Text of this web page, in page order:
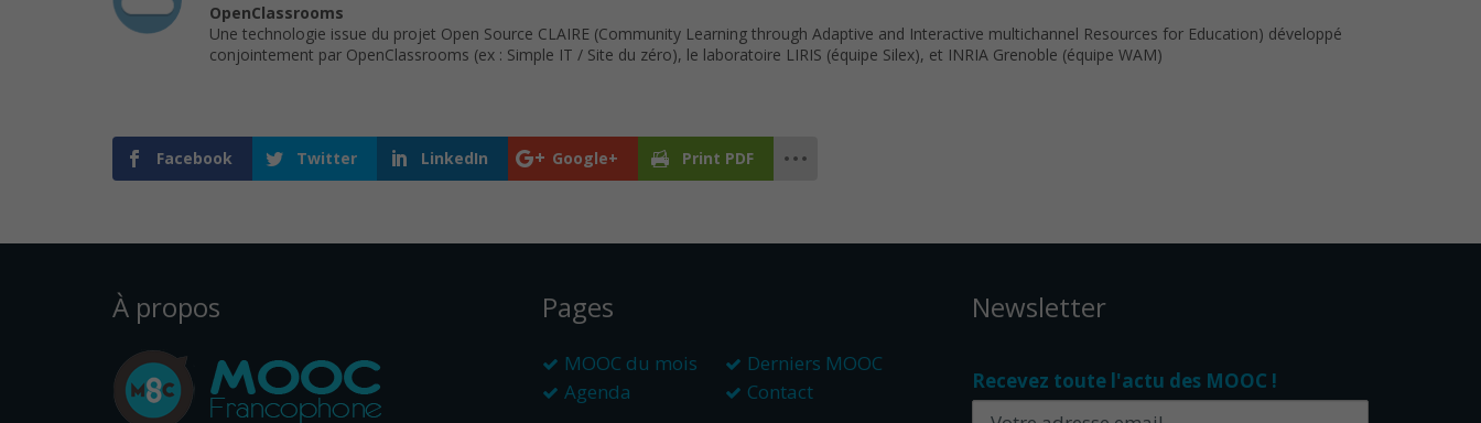
OpenClassrooms
Une technologie issue du projet Open Source CLAIRE (Community Learning through Adaptive and Interactive multichannel Resources for Education) développé
conjointement par OpenClassrooms (ex : Simple IT / Site du zéro), le laboratoire LIRIS (équipe Silex), et INRIA Grenoble (équipe WAM)
Facebook Twitter LinkedIn Google+ Print PDF
À propos Pages
MOOC du mois
Derniers MOOC
Agenda
Contact
Newsletter
Recevez toute l'actu des MOOC !